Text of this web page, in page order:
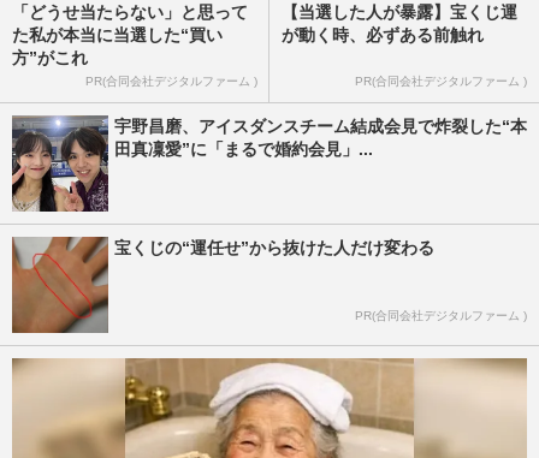
「どうせ当たらない」と思って
た私が本当に当選した“買い
方”がこれ
PR(合同会社デジタルファーム )
【当選した人が暴露】宝くじ運
が動く時、必ずある前触れ
PR(合同会社デジタルファーム )
宇野昌磨、アイスダンスチーム結成会見で炸裂した“本
田真凜愛”に「まるで婚約会見」...
宝くじの“運任せ”から抜けた人だけ変わる
PR(合同会社デジタルファーム )